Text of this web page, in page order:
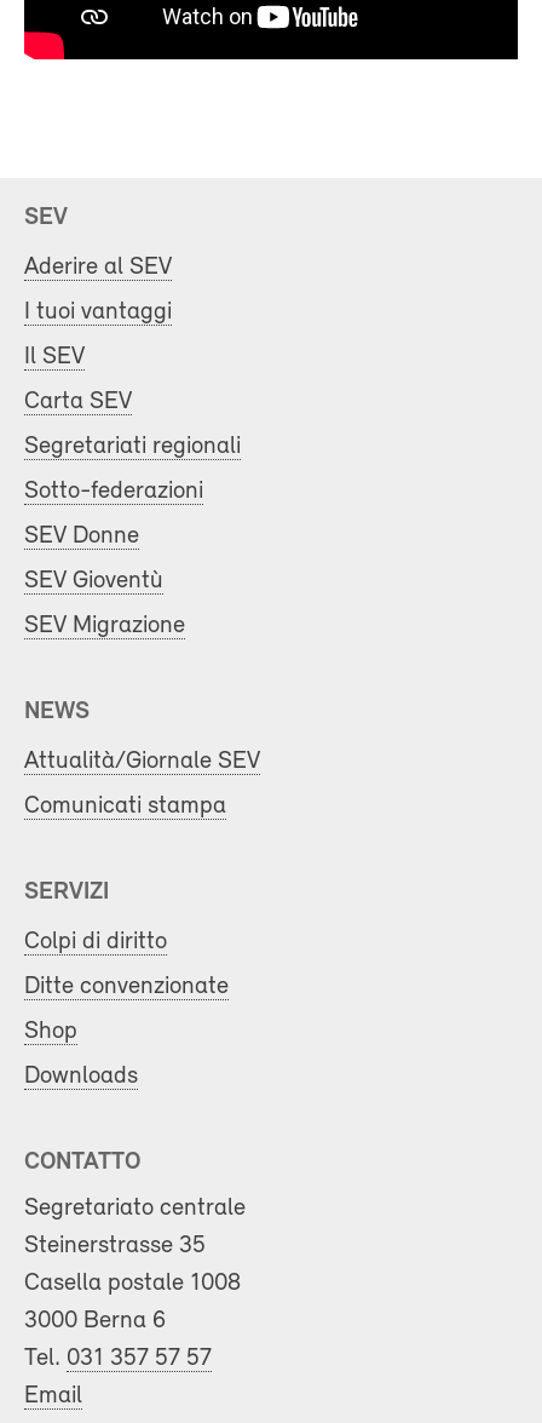
SEV
Aderire al SEV
I tuoi vantaggi
Il SEV
Carta SEV
Segretariati regionali
Sotto-federazioni
SEV Donne
SEV Gioventù
SEV Migrazione
NEWS
Attualità/Giornale SEV
Comunicati stampa
SERVIZI
Colpi di diritto
Ditte convenzionate
Shop
Downloads
CONTATTO
Segretariato centrale
Steinerstrasse 35
Casella postale 1008
3000 Berna 6
Tel. 031 357 57 57
Email